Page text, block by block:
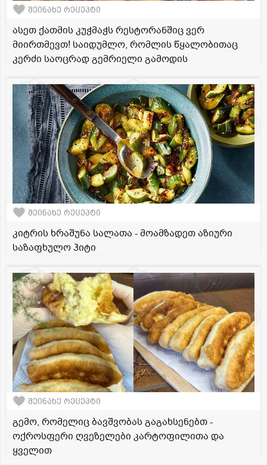
შეინახე რეცეპტი
ასეთ ქათმის კუჭმაჭს რესტორანშიც ვერ
მიირთმევთ! საიდუმლო, რომლის წყალობითაც
კერძი საოცრად გემრიელი გამოდის
შეინახე რეცეპტი
კიტრის ხრაშუნა სალათა - მოამზადეთ აზიური
საზაფხულო ჰიტი
შეინახე რეცეპტი
გემო, რომელიც ბავშვობას გაგახსენებთ -
ოქროსფერი ღვეზელები კარტოფილითა და
ყველით